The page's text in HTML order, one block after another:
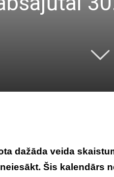
dažāda veida
Šis kalendārs